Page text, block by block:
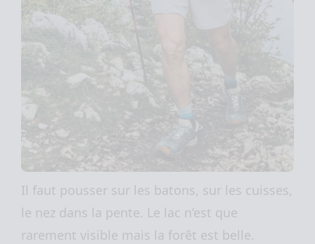
Il faut pousser sur les batons, sur les cuisses,
le nez dans la pente. Le lac n’est que
rarement visible mais la forêt est belle.